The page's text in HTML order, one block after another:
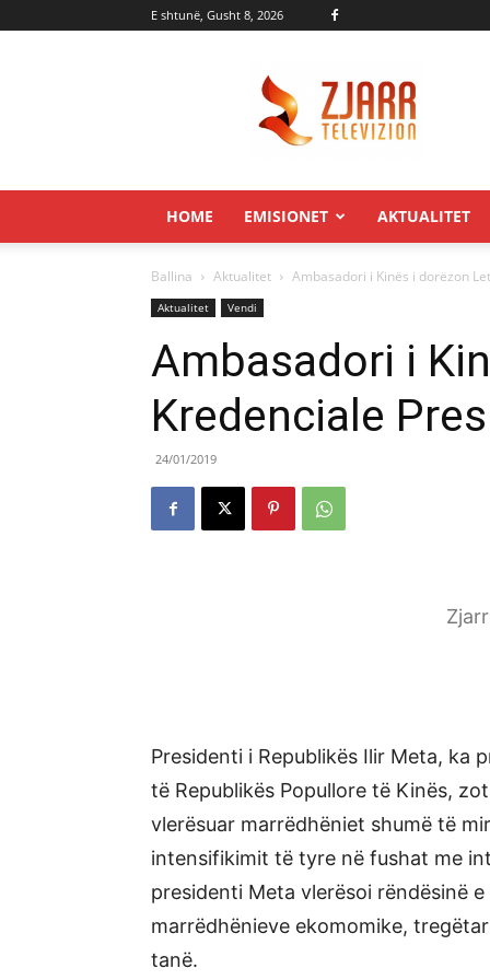
E shtunë, Gusht 8, 2026
HOME EMISIONET AKTUALITET
Ballina Aktualitet Ambasadori i Kinës i dorëzon
Aktualitet Vendi
Ambasadori i
Kredenciale
24/01/2019
Presidenti i Republikës Ilir Meta, ka
të Republikës Popullore të Kinës,
vlerësuar marrëdhëniet shumë të
intensifikimit të tyre në fushat me
presidenti Meta vlerësoi rëndësinë
marrëdhënieve ekomomike,
tanë.